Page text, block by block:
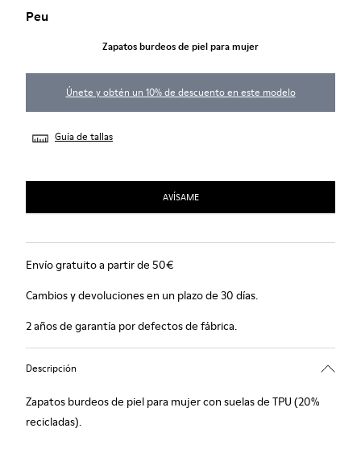
Peu
Zapatos burdeos de piel para mujer
Únete y obtén un 10% de descuento en este modelo
Guía de tallas
AVÍSAME
Envío gratuito a partir de 50€
Cambios y devoluciones en un plazo de 30 días.
2 años de garantía por defectos de fábrica.
Descripción
Zapatos burdeos de piel para mujer con suelas de TPU (20%
recicladas).